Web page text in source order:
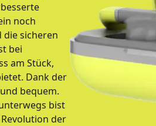
noch
die sicheren
bei
am Stück,
Dank der
bequem.
bist
der